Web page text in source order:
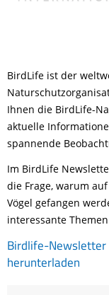
BirdLife ist der
Ihnen die BirdLife-
aktuelle
spannende
Im BirdLife
die Frage, warum
Vögel gefangen
interessante
Birdlife-Newsletter
herunterladen